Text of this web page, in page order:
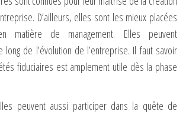
D’ailleurs, elles sont les mieux placées
matière de management. Elles peuvent
long de l’évolution de l’entreprise. Il faut savoir
fiduciaires est amplement utile dès la phase
peuvent aussi participer dans la quête de